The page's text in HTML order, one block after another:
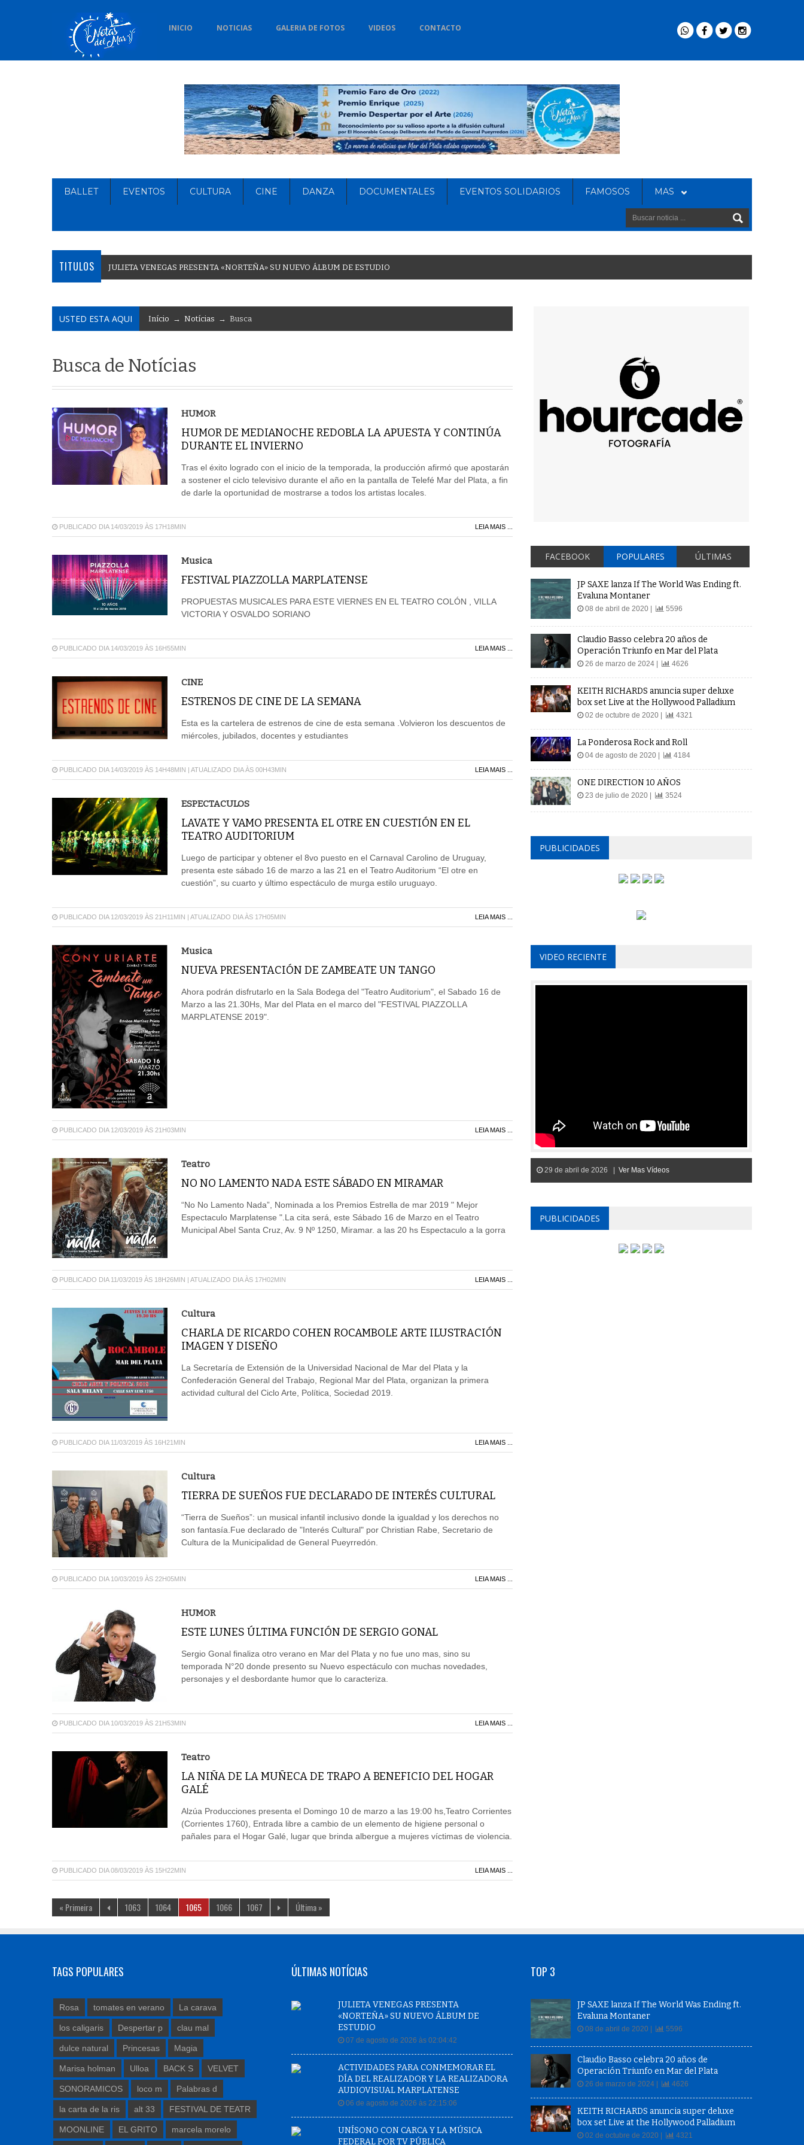
INICIO NOTICIAS GALERIA DE FOTOS VIDEOS CONTACTO
BALLET EVENTOS CULTURA CINE DANZA DOCUMENTALES EVENTOS SOLIDARIOS FAMOSOS MAS
TITULOS JULIETA VENEGAS PRESENTA «NORTEÑA» SU NUEVO ÁLBUM DE ESTUDIO
USTED ESTA AQUI Início → Notícias → Busca
Busca de Notícias
HUMOR
HUMOR DE MEDIANOCHE REDOBLA LA APUESTA Y CONTINÚA
DURANTE EL INVIERNO
Tras el éxito logrado con el inicio de la temporada, la producción afirmó que apostarán
a sostener el ciclo televisivo durante el año en la pantalla de Telefé Mar del Plata, a fin
de darle la oportunidad de mostrarse a todos los artistas locales.
PUBLICADO DIA 14/03/2019 ÀS 17H18MIN LEIA MAIS ...
Musica
FESTIVAL PIAZZOLLA MARPLATENSE
PROPUESTAS MUSICALES PARA ESTE VIERNES EN EL TEATRO COLÓN , VILLA
VICTORIA Y OSVALDO SORIANO
PUBLICADO DIA 14/03/2019 ÀS 16H55MIN LEIA MAIS ...
CINE
ESTRENOS DE CINE DE LA SEMANA
Esta es la cartelera de estrenos de cine de esta semana .Volvieron los descuentos de
miércoles, jubilados, docentes y estudiantes
PUBLICADO DIA 14/03/2019 ÀS 14H48MIN | ATUALIZADO DIA ÀS 00H43MIN LEIA MAIS ...
ESPECTACULOS
LAVATE Y VAMO PRESENTA EL OTRE EN CUESTIÓN EN EL
TEATRO AUDITORIUM
Luego de participar y obtener el 8vo puesto en el Carnaval Carolino de Uruguay,
presenta este sábado 16 de marzo a las 21 en el Teatro Auditorium “El otre en
cuestión”, su cuarto y último espectáculo de murga estilo uruguayo.
PUBLICADO DIA 12/03/2019 ÀS 21H11MIN | ATUALIZADO DIA ÀS 17H05MIN LEIA MAIS ...
Musica
NUEVA PRESENTACIÓN DE ZAMBEATE UN TANGO
Ahora podrán disfrutarlo en la Sala Bodega del "Teatro Auditorium", el Sabado 16 de
Marzo a las 21.30Hs, Mar del Plata en el marco del "FESTIVAL PIAZZOLLA
MARPLATENSE 2019".
PUBLICADO DIA 12/03/2019 ÀS 21H03MIN LEIA MAIS ...
Teatro
NO NO LAMENTO NADA ESTE SÁBADO EN MIRAMAR
“No No Lamento Nada”, Nominada a los Premios Estrella de mar 2019 " Mejor
Espectaculo Marplatense ".La cita será, este Sábado 16 de Marzo en el Teatro
Municipal Abel Santa Cruz, Av. 9 Nº 1250, Miramar. a las 20 hs Espectaculo a la gorra
PUBLICADO DIA 11/03/2019 ÀS 18H26MIN | ATUALIZADO DIA ÀS 17H02MIN LEIA MAIS ...
Cultura
CHARLA DE RICARDO COHEN ROCAMBOLE ARTE ILUSTRACIÓN
IMAGEN Y DISEÑO
La Secretaría de Extensión de la Universidad Nacional de Mar del Plata y la
Confederación General del Trabajo, Regional Mar del Plata, organizan la primera
actividad cultural del Ciclo Arte, Política, Sociedad 2019.
PUBLICADO DIA 11/03/2019 ÀS 16H21MIN LEIA MAIS ...
Cultura
TIERRA DE SUEÑOS FUE DECLARADO DE INTERÉS CULTURAL
“Tierra de Sueños”: un musical infantil inclusivo donde la igualdad y los derechos no
son fantasía.Fue declarado de "Interés Cultural" por Christian Rabe, Secretario de
Cultura de la Municipalidad de General Pueyrredón.
PUBLICADO DIA 10/03/2019 ÀS 22H05MIN LEIA MAIS ...
HUMOR
ESTE LUNES ÚLTIMA FUNCIÓN DE SERGIO GONAL
Sergio Gonal finaliza otro verano en Mar del Plata y no fue uno mas, sino su
temporada N°20 donde presento su Nuevo espectáculo con muchas novedades,
personajes y el desbordante humor que lo caracteriza.
PUBLICADO DIA 10/03/2019 ÀS 21H53MIN LEIA MAIS ...
Teatro
LA NIÑA DE LA MUÑECA DE TRAPO A BENEFICIO DEL HOGAR
GALÉ
Alzúa Producciones presenta el Domingo 10 de marzo a las 19:00 hs,Teatro Corrientes
(Corrientes 1760), Entrada libre a cambio de un elemento de higiene personal o
pañales para el Hogar Galé, lugar que brinda albergue a mujeres víctimas de violencia.
PUBLICADO DIA 08/03/2019 ÀS 15H22MIN LEIA MAIS ...
« Primeira 1063 1064 1065 1066 1067 Última »
FACEBOOK POPULARES ÚLTIMAS
JP SAXE lanza If The World Was Ending ft.
Evaluna Montaner
08 de abril de 2020 | 5596
Claudio Basso celebra 20 años de
Operación Triunfo en Mar del Plata
26 de marzo de 2024 | 4626
KEITH RICHARDS anuncia super deluxe
box set Live at the Hollywood Palladium
02 de octubre de 2020 | 4321
La Ponderosa Rock and Roll
04 de agosto de 2020 | 4184
ONE DIRECTION 10 AÑOS
23 de julio de 2020 | 3524
PUBLICIDADES
VIDEO RECIENTE
29 de abril de 2026 | Ver Mas Vídeos
PUBLICIDADES
TAGS POPULARES
Rosa tomates en verano La carava
los caligaris Despertar p clau mal
dulce natural Princesas Magia
Marisa holman Ulloa BACK S VELVET
SONORAMICOS loco m Palabras d
la carta de la ris alt 33 FESTIVAL DE TEATR
MOONLINE EL GRITO marcela morelo
ÚLTIMAS NOTÍCIAS
JULIETA VENEGAS PRESENTA
«NORTEÑA» SU NUEVO ÁLBUM DE
ESTUDIO
07 de agosto de 2026 às 02:04:42
ACTIVIDADES PARA CONMEMORAR EL
DÍA DEL REALIZADOR Y LA REALIZADORA
AUDIOVISUAL MARPLATENSE
06 de agosto de 2026 às 22:15:06
UNÍSONO CON CARCA Y LA MÚSICA
FEDERAL POR TV PÚBLICA
TOP 3
JP SAXE lanza If The World Was Ending ft.
Evaluna Montaner
08 de abril de 2020 | 5596
Claudio Basso celebra 20 años de
Operación Triunfo en Mar del Plata
26 de marzo de 2024 | 4626
KEITH RICHARDS anuncia super deluxe
box set Live at the Hollywood Palladium
02 de octubre de 2020 | 4321